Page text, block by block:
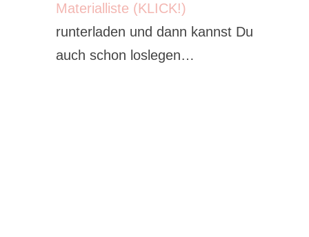
Materialliste (KLICK!)
runterladen und dann kannst Du
auch schon loslegen…